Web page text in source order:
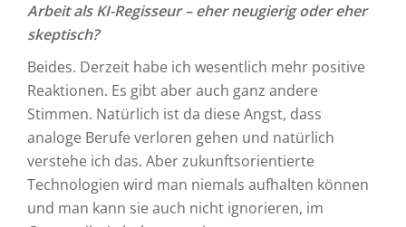
Arbeit als KI-Regisseur – eher neugierig oder eher
skeptisch?
Beides. Derzeit habe ich wesentlich mehr positive
Reaktionen. Es gibt aber auch ganz andere
Stimmen. Natürlich ist da diese Angst, dass
analoge Berufe verloren gehen und natürlich
verstehe ich das. Aber zukunftsorientierte
Technologien wird man niemals aufhalten können
und man kann sie auch nicht ignorieren, im